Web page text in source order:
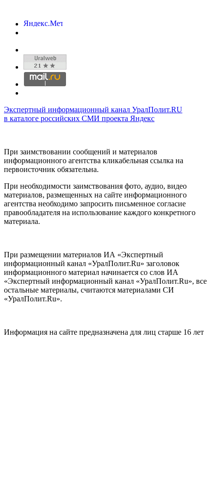
Экспертный информационный канал УралПолит.RU
в каталоге российских СМИ проекта Яндекс
При заимствовании сообщений и материалов
информационного агентства кликабельная ссылка на
первоисточник обязательна.
При необходимости заимствования фото, аудио, видео
материалов, размещенных на сайте информационного
агентства необходимо запросить письменное согласие
правообладателя на использование каждого конкретного
материала.
При размещении материалов ИА «Экспертный
информационный канал «УралПолит.Ru» заголовок
информационного материал начинается со слов ИА
«Экспертный информационный канал «УралПолит.Ru», все
остальные материалы, считаются материалами СИ
«УралПолит.Ru».
Информация на сайте предназначена для лиц старше 16 лет